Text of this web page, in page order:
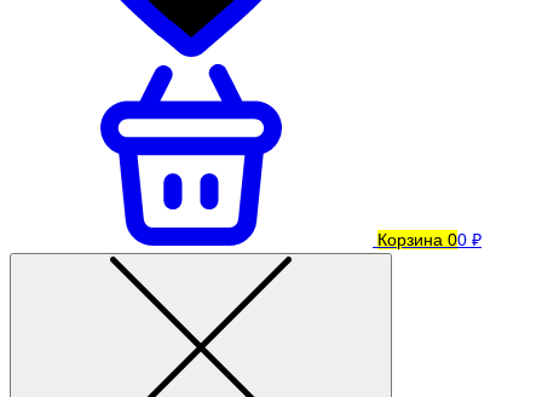
Корзина 00 ₽